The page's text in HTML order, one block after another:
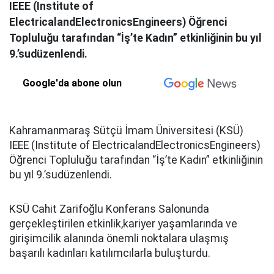
IEEE (Institute of
ElectricalandElectronicsEngineers) Öğrenci
Topluluğu tarafından “İş’te Kadın” etkinliğinin bu yıl
9.’sudüzenlendi.
Google'da abone olun
Kahramanmaraş Sütçü İmam Üniversitesi (KSÜ)
IEEE (Institute of ElectricalandElectronicsEngineers)
Öğrenci Topluluğu tarafından “İş’te Kadın” etkinliğinin
bu yıl 9.’sudüzenlendi.
KSÜ Cahit Zarifoğlu Konferans Salonunda
gerçekleştirilen etkinlik,kariyer yaşamlarında ve
girişimcilik alanında önemli noktalara ulaşmış
başarılı kadınları katılımcılarla buluşturdu.